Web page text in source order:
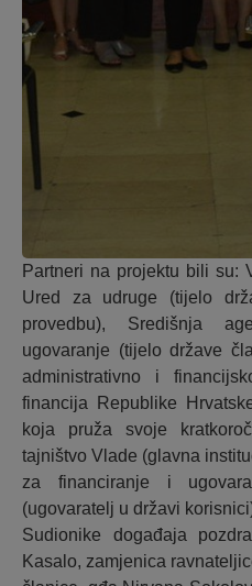
Partneri na projektu bili su:
Ured za udruge (tijelo
provedbu), Središnja
ugovaranje (tijelo države
administrativno i
financija Republike
koja pruža svoje
tajništvo Vlade (glavna
za financiranje i
(ugovaratelj u državi
Sudionike događaja
Kasalo, zamjenica